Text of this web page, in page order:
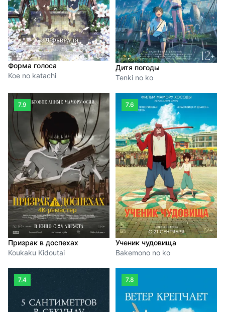
Форма голоса
Koe no katachi
Дитя погоды
Tenki no ko
7.9
Призрак в доспехах
Koukaku Kidoutai
7.6
Ученик чудовища
Bakemono no ko
7.4 7.8